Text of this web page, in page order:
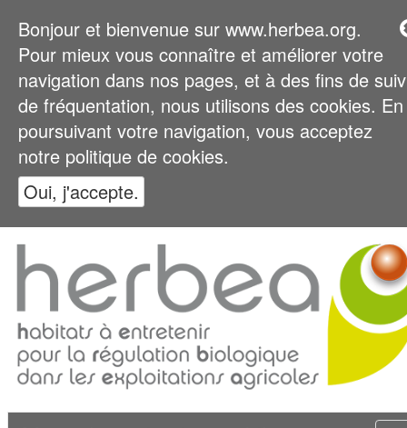
Bonjour et bienvenue sur www.herbea.org.
Pour mieux vous connaître et améliorer votre
navigation dans nos pages, et à des fins de
de fréquentation, nous utilisons des cookies. En
poursuivant votre navigation, vous acceptez
notre politique de cookies.
Oui, j'accepte.